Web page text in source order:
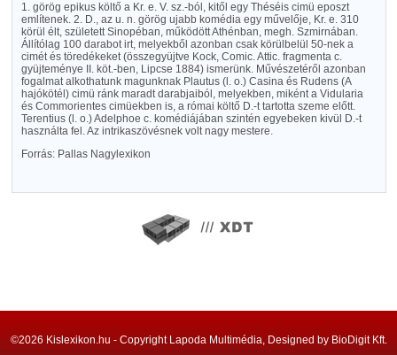
1. görög epikus költő a Kr. e. V. sz.-ból, kitől egy Théséis cimü eposzt
említenek. 2. D., az u. n. görög ujabb komédia egy művelője, Kr. e. 310
körül élt, született Sinopéban, működött Athénban, megh. Szmirnában.
Állítólag 100 darabot irt, melyekből azonban csak körülbelül 50-nek a
cimét és töredékeket (összegyüjtve Kock, Comic. Attic. fragmenta c.
gyüjteménye II. köt.-ben, Lipcse 1884) ismerünk. Művészetéről azonban
fogalmat alkothatunk magunknak Plautus (l. o.) Casina és Rudens (A
hajókötél) cimü ránk maradt darabjaiból, melyekben, miként a Vidularia
és Commorientes cimüekben is, a római költő D.-t tartotta szeme előtt.
Terentius (l. o.) Adelphoe c. komédiájában szintén egyebeken kivül D.-t
használta fel. Az intrikaszövésnek volt nagy mestere.
Forrás: Pallas Nagylexikon
©2026 Kislexikon.hu - Copyright Lapoda Multimédia, Designed by BioDigit Kft.